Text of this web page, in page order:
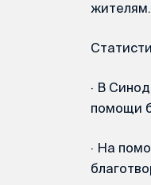
жителям.
· В
помощи
· На